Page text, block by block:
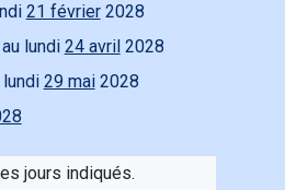
21 février2028
au lundi 24 avril 2028
29 mai2028
jours indiqués.